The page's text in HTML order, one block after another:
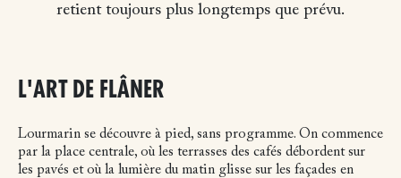
retient toujours plus longtemps que prévu.
L'ART DE FLÂNER
Lourmarin se découvre à pied, sans programme. On commence
par la place centrale, où les terrasses des cafés débordent sur
les pavés et où la lumière du matin glisse sur les façades en